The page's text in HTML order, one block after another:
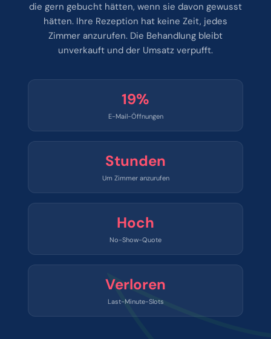
die gern gebucht hätten, wenn sie davon gewusst
hätten. Ihre Rezeption hat keine Zeit, jedes
Zimmer anzurufen. Die Behandlung bleibt
unverkauft und der Umsatz verpufft.
20%
E-Mail-Öffnungen
Stunden
Um Zimmer anzurufen
Hoch
No-Show-Quote
Verloren
Last-Minute-Slots